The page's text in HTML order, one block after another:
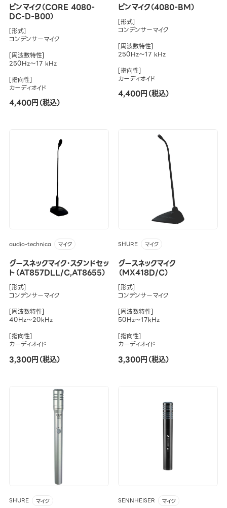
ピンマイク（CORE 4080-
DC-D-B00）
[形式]
コンデンサーマイク
[周波数特性]
250Hz～17 kHz
[指向性]
カーディオイド
4,400円（税込）
ピンマイク（4080-BM）
[形式]
コンデンサーマイク
[周波数特性]
250Hz～17 kHz
[指向性]
カーディオイド
4,400円（税込）
audio-technica マイク
グースネックマイク・スタンドセッ
ト（AT857DLL/C,AT8655）
[形式]
コンデンサーマイク
[周波数特性]
40Hz～20kHz
[指向性]
カーディオイド
3,300円（税込）
SHURE マイク
グースネックマイク
（MX418D/C）
[形式]
コンデンサーマイク
[周波数特性]
50Hz～17kHz
[指向性]
カーディオイド
3,300円（税込）
SHURE マイク SENNHEISER マイク